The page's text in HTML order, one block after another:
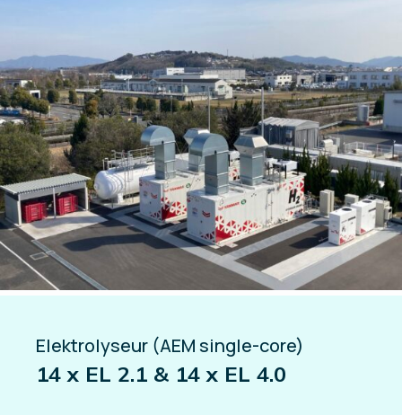
Elektrolyseur (AEM single-core)
14 x EL 2.1 & 14 x EL 4.0